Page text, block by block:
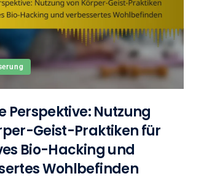
Perspektive: Nutzung
Geist-Praktiken für
Bio-Hacking und
Wohlbefinden